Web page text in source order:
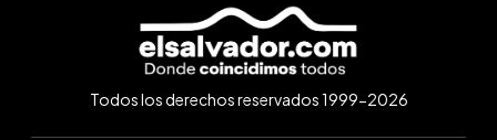
Todos los derechos reservados 1999-2026